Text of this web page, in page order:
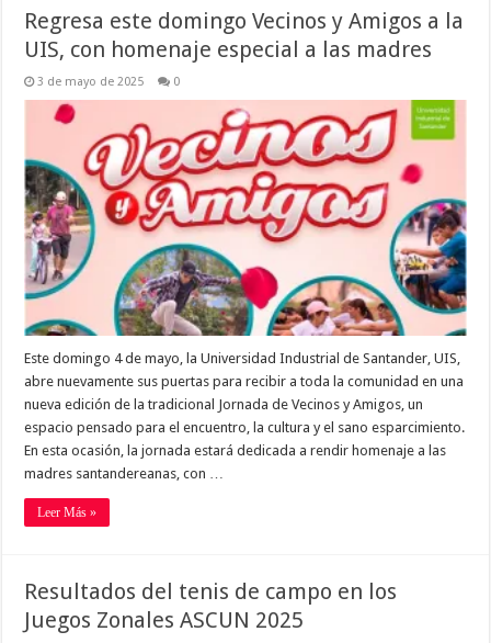
Regresa este domingo Vecinos y Amigos a la
UIS, con homenaje especial a las madres
3 de mayo de 2025 0
Este domingo 4 de mayo, la Universidad Industrial de Santander, UIS,
abre nuevamente sus puertas para recibir a toda la comunidad en una
nueva edición de la tradicional Jornada de Vecinos y Amigos, un
espacio pensado para el encuentro, la cultura y el sano esparcimiento.
En esta ocasión, la jornada estará dedicada a rendir homenaje a las
madres santandereanas, con …
Leer Más »
Resultados del tenis de campo en los
Juegos Zonales ASCUN 2025